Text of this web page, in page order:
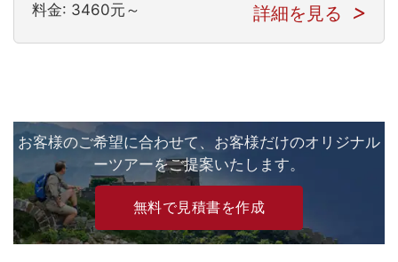
料金: 3460元～ 詳細を見る
お客様のご希望に合わせて、お客様だけのオリジナル
ーツアーをご提案いたします。
無料で見積書を作成